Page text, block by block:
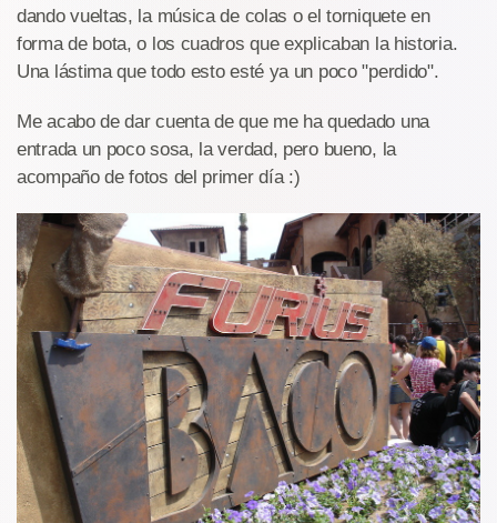
dando vueltas, la música de colas o el torniquete en
forma de bota, o los cuadros que explicaban la historia.
Una lástima que todo esto esté ya un poco "perdido".
Me acabo de dar cuenta de que me ha quedado una
entrada un poco sosa, la verdad, pero bueno, la
acompaño de fotos del primer día :)